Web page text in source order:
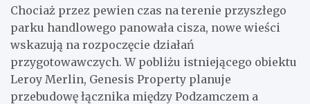
Chociaż przez pewien czas na terenie przyszłego
parku handlowego panowała cisza, nowe wieści
wskazują na rozpoczęcie działań
przygotowawczych. W pobliżu istniejącego obiektu
Leroy Merlin, Genesis Property planuje
przebudowę łącznika między Podzamczem a